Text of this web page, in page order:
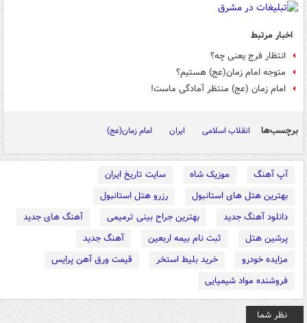
اخبار مرتبط
انتظار فرج یعنی چه؟
متوجه امام زمان(عج) هستیم؟
امام زمان (عج) منتظر آمادگی ماست!
برچسب‌ها انقلاب اسلامی ایران امام زمان(عج)
آپ آهنگ موزیک شاه
سایت تاریخ ایران
بهترین هتل های استانبول
رزرو هتل استانبول
دانلود آهنگ جدید
بهترین جراح بینی ترمیمی
آهنگ های جدید
پرشین هتل
ثبت نام بیمه اربعین
آهنگ جدید
مزایده خودرو
خرید بلیط استخر
قیمت ورق آهن پرایس
فروشنده مواد شیمیایی
نظر شما